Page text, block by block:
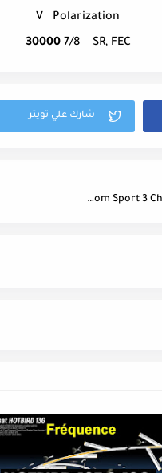
Polarization
V
SR, FEC
30000 7/8
Fréquence Telekom Sport 3 Channel Sur Le Satellite Hellas Sat 3 (39.0°E) - تردد قناة